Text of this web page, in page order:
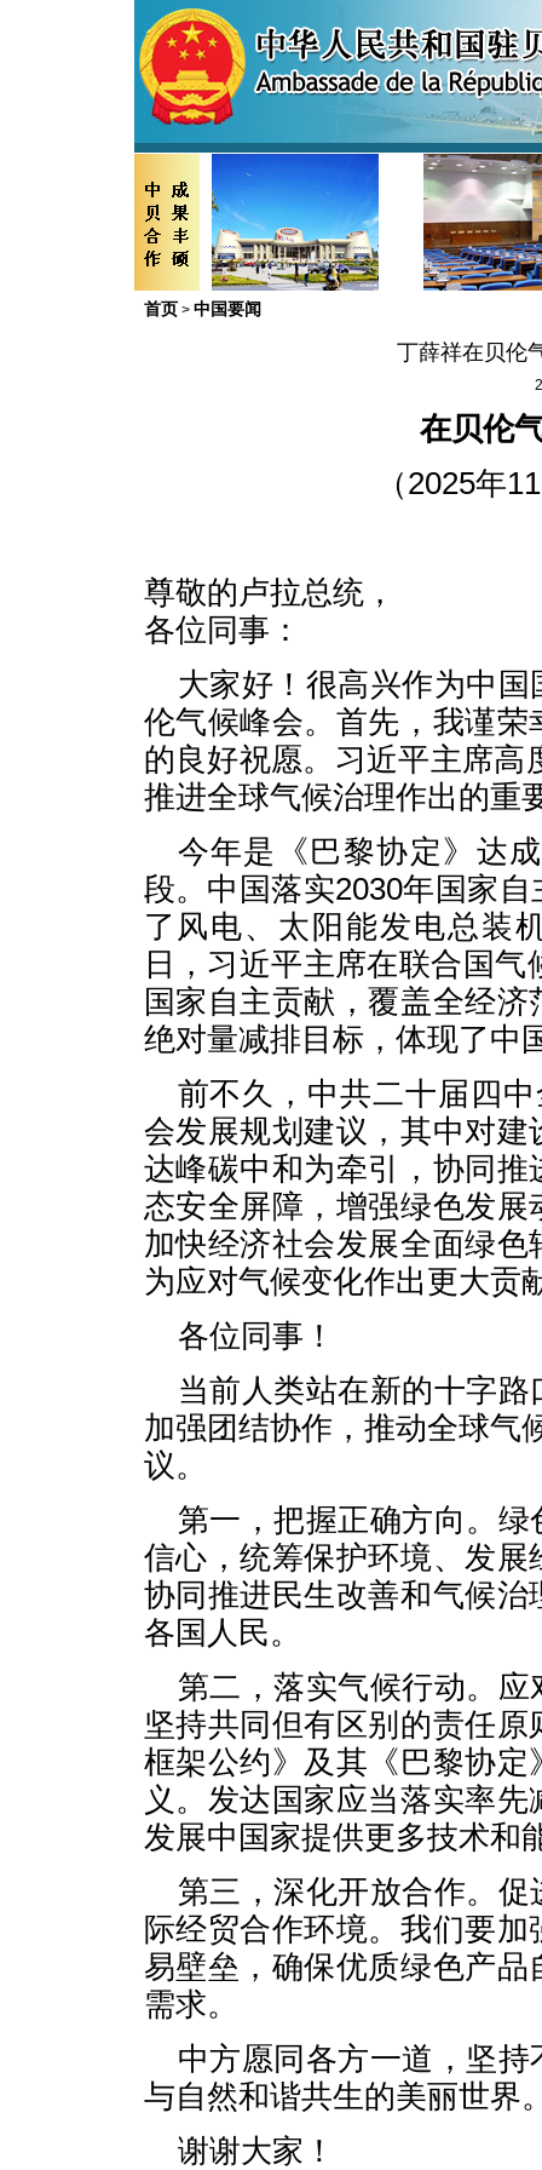
首页 > 中国要闻
丁薛祥在贝伦
在贝伦
（2025年
尊敬的卢拉总统，
各位同事：
大家好！很高兴作为中
伦气候峰会。首先，我谨
的良好祝愿。习近平主席高
推进全球气候治理作出的重
今年是《巴黎协定》达
段。中国落实2030年国家
了风电、太阳能发电总装
日，习近平主席在联合国
国家自主贡献，覆盖全经
绝对量减排目标，体现了中
前不久，中共二十届四
会发展规划建议，其中对
达峰碳中和为牵引，协同
态安全屏障，增强绿色发
加快经济社会发展全面绿
为应对气候变化作出更大贡
各位同事！
当前人类站在新的十字
加强团结协作，推动全球气
议。
第一，把握正确方向。
信心，统筹保护环境、发
协同推进民生改善和气候
各国人民。
第二，落实气候行动。
坚持共同但有区别的责任
框架公约》及其《巴黎协
义。发达国家应当落实率
发展中国家提供更多技术和
第三，深化开放合作。
际经贸合作环境。我们要
易壁垒，确保优质绿色产
需求。
中方愿同各方一道，坚
与自然和谐共生的美丽世界
谢谢大家！